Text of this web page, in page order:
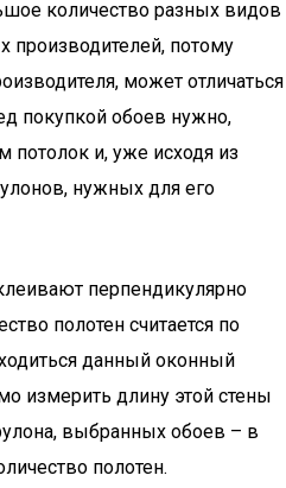
количество разных видов
производителей, потому
может отличаться
покупкой обоев нужно,
потолок и, уже исходя из
нужных для его
перпендикулярно
полотен считается по
данный оконный
измерить длину этой стены
выбранных обоев – в
полотен.